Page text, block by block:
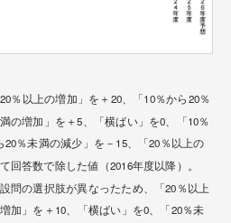
％以上の増加」を＋20、「10％から20％
の増加」を＋5、「横ばい」を0、「10％
％未満の減少」を－15、「20％以上の
回答数で除した値（2016年度以降）。
問の選択肢が異なったため、「20％以上
加」を＋10、「横ばい」を0、「20％未